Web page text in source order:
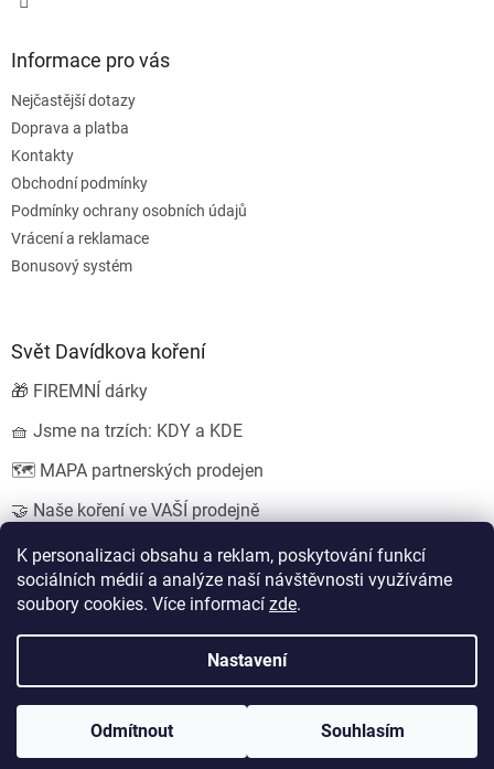
K personalizaci obsahu a reklam, poskytování funkcí
sociálních médií a analýze naší návštěvnosti využíváme
soubory cookies. Více informací zde.
Nastavení
Odmítnout Souhlasím
Informace pro vás
Nejčastější dotazy
Doprava a platba
Kontakty
Obchodní podmínky
Podmínky ochrany osobních údajů
Vrácení a reklamace
Bonusový systém
Svět Davídkova koření
🎁 FIREMNÍ dárky
🧺 Jsme na trzích: KDY a KDE
🗺️ MAPA partnerských prodejen
🤝 Naše koření ve VAŠÍ prodejně
💍 SVATEBNÍ dárky
Koření od Davídka s.r.o.
vyhrazena.
Upravit nastavení cookies